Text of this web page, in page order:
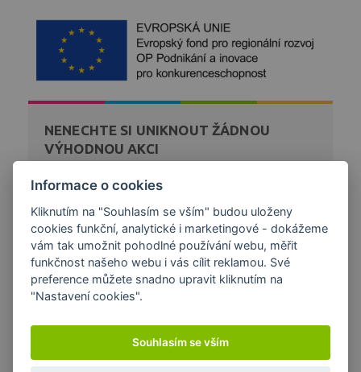
NENECHTE SI UNIKNOUT ŽÁDNOU
VÝHODNOU AKCI
Zaregistrujte se k bezplatnému zasílání novinek a akcí
DÁREK K NÁKUPU
Informace o cookies
Kliknutím na "Souhlasím se vším" budou uloženy
cookies funkční, analytické i marketingové - dokážeme
vám tak umožnit pohodlné používání webu, měřit
funkčnost našeho webu i vás cílit reklamou. Své
preference můžete snadno upravit kliknutím na
"Nastavení cookies".
Souhlasím se vším